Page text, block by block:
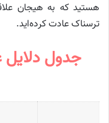
هستید که به هیجان
ترسناک عادت کرده‌اید.
جدول